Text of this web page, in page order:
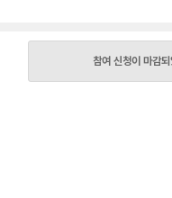
참여 신청이 마감